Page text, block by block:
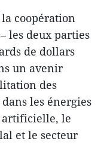
coopération
les deux parties
de dollars
un avenir
des
les énergies
artificielle, le
et le secteur